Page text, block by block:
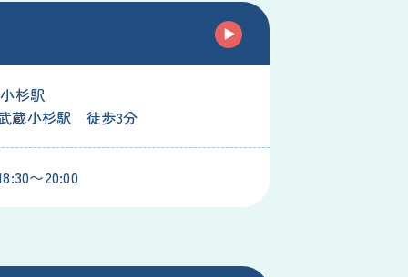
杉駅
蔵小杉駅 徒歩3分
〜20:00